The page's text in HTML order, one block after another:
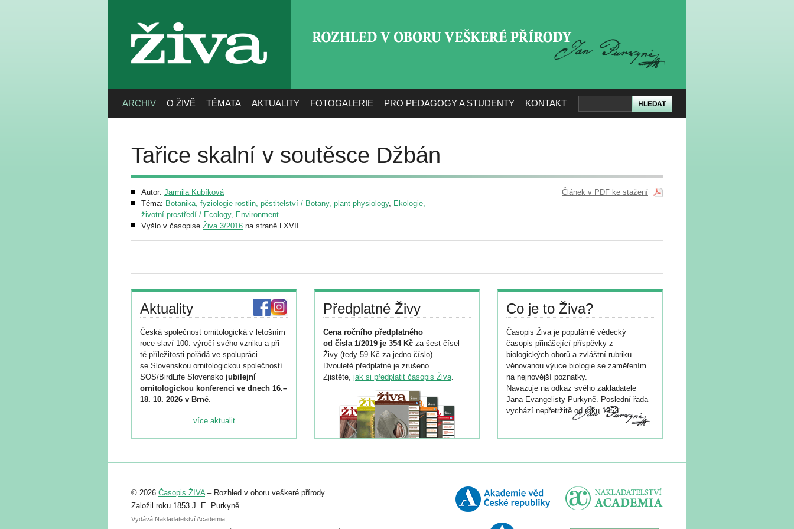
živa
ARCHIV O ŽIVĚ TÉMATA AKTUALITY FOTOGALERIE PRO PEDAGOGY A STUDENTY KONTAKT
Tařice skalní v soutěsce Džbán
Autor: Jarmila Kubíková
Téma: Botanika, fyziologie rostlin, pěstitelství / Botany, plant physiology, Ekologie,
životní prostředí / Ecology, Environment
Vyšlo v časopise Živa 3/2016 na straně LXVII
Článek v PDF ke stažení
Aktuality
Česká společnost ornitologická v letošním
roce slaví 100. výročí svého vzniku a při
té příležitosti pořádá ve spolupráci
se Slovenskou ornitologickou společností
SOS/BirdLife Slovensko jubilejní
ornitologickou konferenci ve dnech 16.–
18. 10. 2026 v Brně.
Podrobnější informace ke konferenci
Registrovat se můžete do 6. září.
abstraktu přihlášené přednášky nebo
posteru je už 30. června.
... více aktualit ...
Předplatné Živy
Cena ročního předplatného
od čísla 1/2019 je 354 Kč za šest čísel
Živy (tedy 59 Kč za jedno číslo).
Dvouleté předplatné je zrušeno.
Zjistěte, jak si předplatit časopis Živa.
Co je to Živa?
Časopis Živa je populárně vědecký
časopis přinášející příspěvky z
biologických oborů a zvláštní rubriku
věnovanou výuce biologie se zaměřením
na nejnovější poznatky.
Navazuje na odkaz svého zakladatele
Jana Evangelisty Purkyně. Poslední řada
vychází nepřetržitě od roku 1953.
© 2026 Časopis ŽIVA– Rozhled v oboru veškeré přírody.
Založil roku 1853 J. E. Purkyně.
Vydává Nakladatelství Academia,